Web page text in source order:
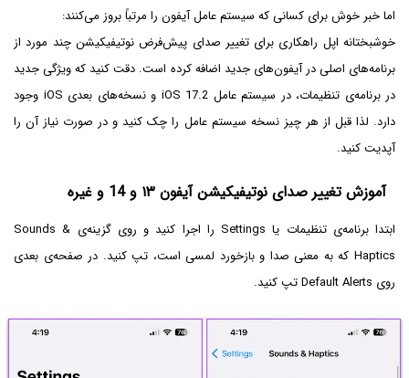
اما خبر خوش برای کسانی که سیستم عامل آیفون را مرتباً بروز می‌کنند:
خوشبختانه اپل راهکاری برای تغییر صدای پیش‌فرض نوتیفیکیشن چند مورد از
برنامه‌های اصلی در آیفون‌های جدید اضافه کرده است. دقت کنید که ویژگی جدید
در برنامه‌ی تنظیمات، در سیستم عامل iOS 17.2 و نسخه‌های بعدی iOS وجود
دارد. لذا قبل از هر چیز نسخه سیستم عامل را چک کنید و در صورت نیاز آن را
آپدیت کنید.
آموزش تغییر صدای نوتیفیکیشن آیفون ۱۳ و 14 و غیره
ابتدا برنامه‌ی تنظیمات یا Settings را اجرا کنید و روی گزینه‌ی Sounds &
Haptics که به معنی صدا و بازخورد لمسی است، تپ کنید. در صفحه‌ی بعدی
روی Default Alerts تپ کنید.